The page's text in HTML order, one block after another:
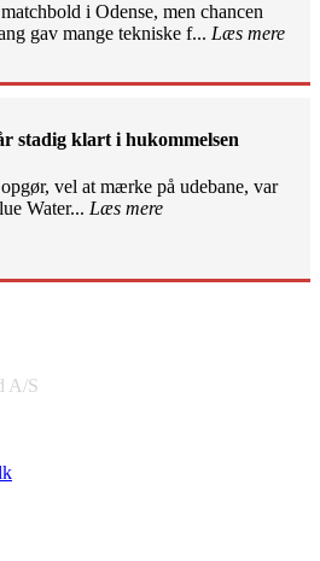
i Odense, men chancen
gav mange tekniske f... Læs mere
stadig klart i hukommelsen
vel at mærke på udebane, var
Water... Læs mere
A/S